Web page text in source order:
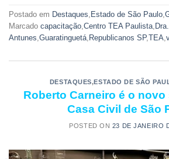
Postado em Destaques, Estado de São Paulo,
Marcado capacitação,Centro TEA Paulista,
Antunes,Guaratinguetá, Republicanos SP,TEA,
DESTAQUES,ESTADO DE SÃO
Roberto Carneiro é o
Casa Civil de São
POSTED ON 23 DE JANEIRO